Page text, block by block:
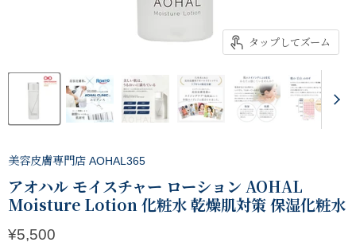
タップしてズーム
美容皮膚専門店 AOHAL365
アオハル モイスチャー ローション AOHAL
Moisture Lotion 化粧水 乾燥肌対策 保湿化粧水
現在の価格
¥5,500